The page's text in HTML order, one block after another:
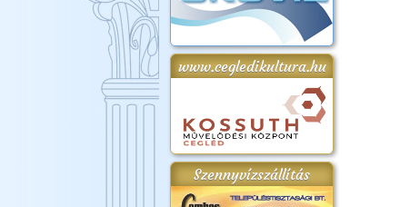
www.cegledikultura.hu
Szennyvízszállítás
Városnapok 2018.
Kossuth Toborzó
Ünnepély
Szent István Ünnepe
(2017. 08. 20.)